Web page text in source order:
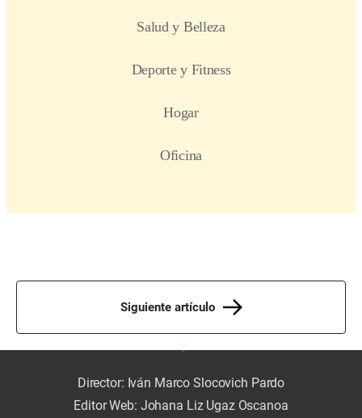
Siguiente artículo
Director: Iván Marco Slocovich Pardo
Editor Web: Johana Liz Ugaz Oscanoa